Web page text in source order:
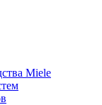
Miele